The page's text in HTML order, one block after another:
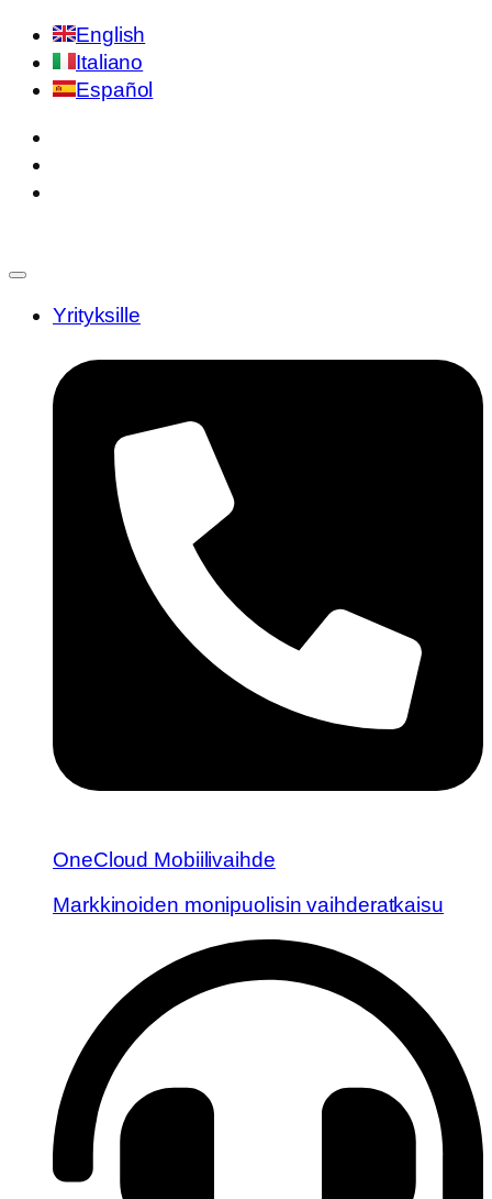
English
Italiano
Español
Yrityksille
OneCloud Mobiilivaihde
Markkinoiden monipuolisin vaihderatkaisu